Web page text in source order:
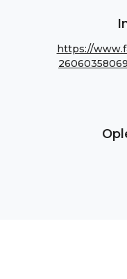
https://